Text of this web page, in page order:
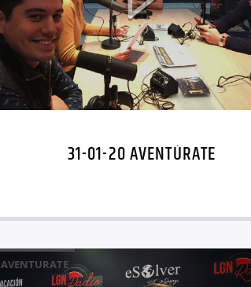
31-01-20 AVENTÚRATE
AVENTURATE